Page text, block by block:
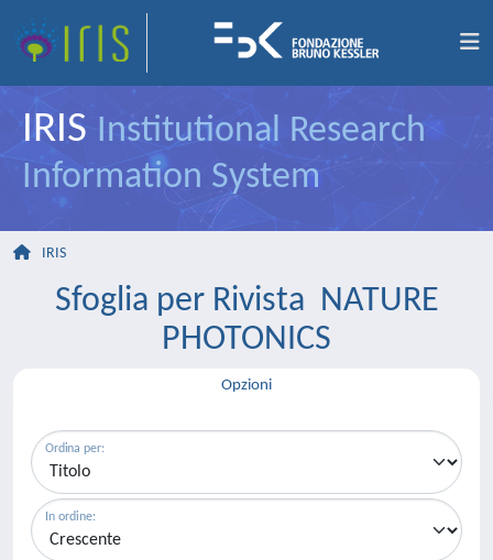
IRIS Institutional Research
Information System
IRIS
Sfoglia per Rivista NATURE
PHOTONICS
Opzioni
Ordina per:
In ordine: